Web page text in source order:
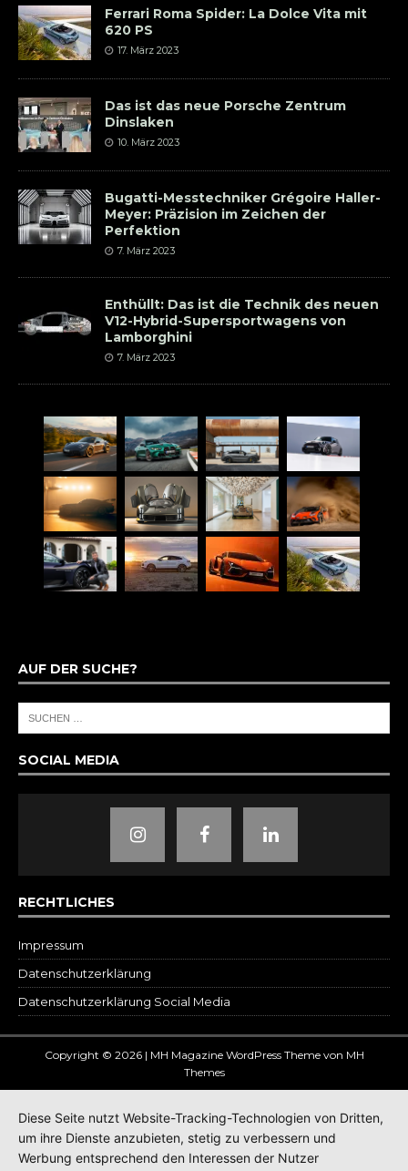
Ferrari Roma Spider: La Dolce Vita mit
620 PS
17. März 2023
Das ist das neue Porsche Zentrum
Dinslaken
10. März 2023
Bugatti-Messtechniker Grégoire Haller-
Meyer: Präzision im Zeichen der
Perfektion
7. März 2023
Enthüllt: Das ist die Technik des neuen
V12-Hybrid-Supersportwagens von
Lamborghini
7. März 2023
AUF DER SUCHE?
SOCIAL MEDIA
RECHTLICHES
Impressum
Datenschutz­erklärung
Datenschutzerklärung Social Media
Copyright © 2026 | MH Magazine WordPress Theme von MH
Themes
Diese Seite nutzt Website-Tracking-Technologien von Dritten,
um ihre Dienste anzubieten, stetig zu verbessern und
Werbung entsprechend den Interessen der Nutzer